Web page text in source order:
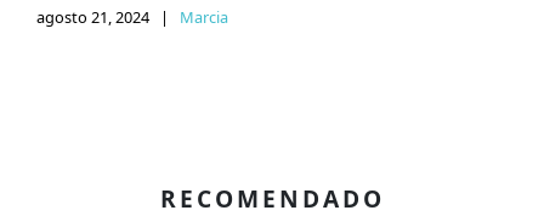
agosto 21, 2024 | Marcia
RECOMENDADO